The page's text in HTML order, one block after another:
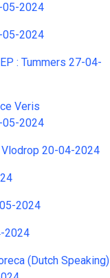
05-2024
05-2024
: Tummers 27-04-
Veris
05-2024
20-04-2024
2024
2024
(Dutch Speaking)